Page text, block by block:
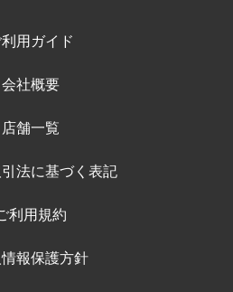
利用ガイド
会社概要
店舗一覧
法に基づく表記
利用規約
報保護方針